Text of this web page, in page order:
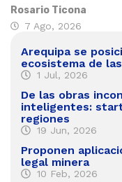
Rosario Ticona
7 Ago, 2026
Arequipa se
ecosistema de
1 Jul, 2026
De las obras
inteligentes:
regiones
19 Jun, 2026
Proponen
legal minera
10 Feb, 2026